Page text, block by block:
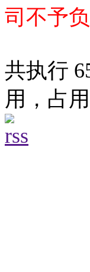
司不予负
共执行
用，占